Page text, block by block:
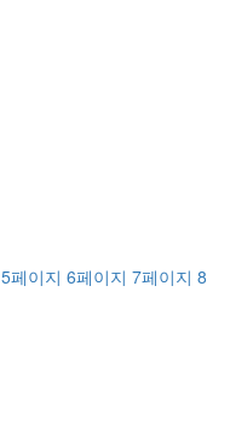
5페이지 6페이지 7페이지 8